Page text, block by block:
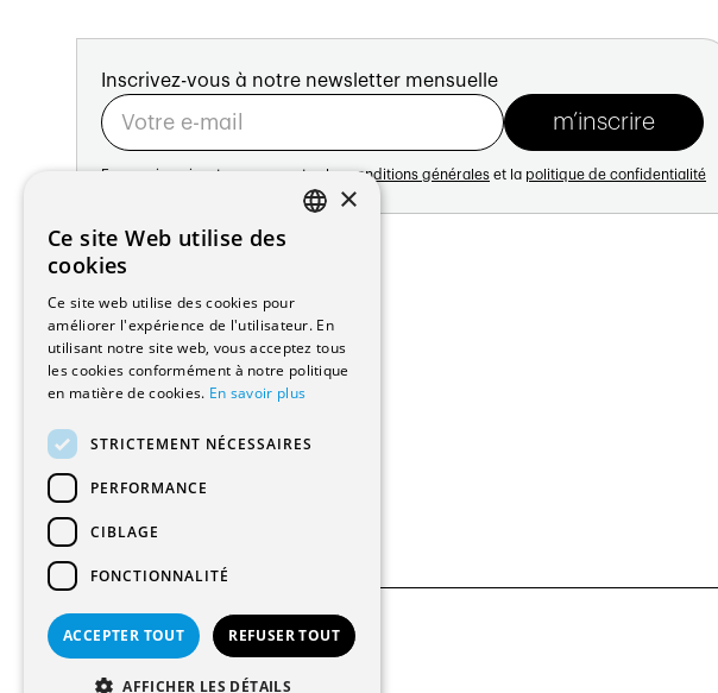
Inscrivez-vous à notre newsletter mensuelle
En vous inscrivant vous acceptez les conditions générales et la politique de confidentialité
Adresse:
Avenue de Longemalle 21
1020 Renens
Suisse
Contact:
Édition: +41 21 635 16 82
Plateforme: +41 21 631 10 50
info@architectes.ch
© 2026 Tous droits réservés
×
Ce site Web utilise des
cookies
Ce site web utilise des cookies pour
améliorer l'expérience de l'utilisateur. En
utilisant notre site web, vous acceptez tous
les cookies conformément à notre politique
en matière de cookies. En savoir plus
STRICTEMENT NÉCESSAIRES
PERFORMANCE
CIBLAGE
FONCTIONNALITÉ
ACCEPTER TOUT REFUSER TOUT
AFFICHER LES DÉTAILS